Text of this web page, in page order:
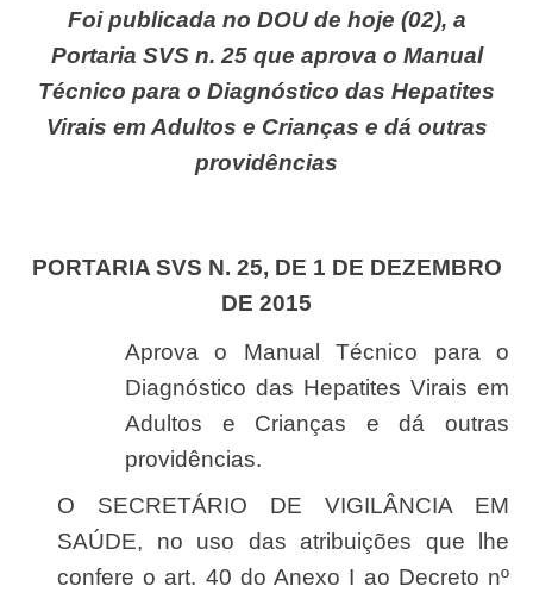
Foi publicada no DOU de hoje (02), a
Portaria SVS n. 25 que aprova o Manual
Técnico para o Diagnóstico das Hepatites
Virais em Adultos e Crianças e dá outras
providências
PORTARIA SVS N. 25, DE 1 DE DEZEMBRO
DE 2015
Aprova o Manual Técnico para o
Diagnóstico das Hepatites Virais em
Adultos e Crianças e dá outras
providências.
O SECRETÁRIO DE VIGILÂNCIA EM
SAÚDE, no uso das atribuições que lhe
confere o art. 40 do Anexo I ao Decreto nº